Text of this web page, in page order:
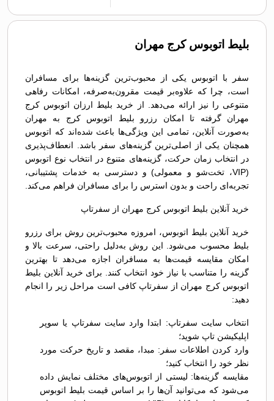
بلیط اتوبوس کرج مهران
سفر با اتوبوس یکی از محبوب‌ترین گزینه‌ها برای مسافران
است، چرا که علاوه‌بر قیمت مقرون‌به‌صرفه، امکانات رفاهی
متنوعی را نیز ارائه می‌دهد. از خرید بلیط ارزان اتوبوس کرج
مهران گرفته تا امکان رزرو بلیط اتوبوس کرج به مهران
به‌صورت آنلاین، تمامی این ویژگی‌ها باعث شده‌اند که اتوبوس
همچنان یکی از اصلی‌ترین گزینه‌های سفر باشد. انعطاف‌پذیری
در انتخاب زمان حرکت، گزینه‌های متنوع در انتخاب نوع اتوبوس
(VIP، تخت‌شو و معمولی) و دسترسی به خدمات پشتیبانی،
تجربه‌ای راحت و بدون استرس را برای مسافران فراهم می‌کند.
خرید آنلاین بلیط اتوبوس کرج مهران از سفرتاپ
خرید آنلاین بلیط اتوبوس، امروزه محبوب‌ترین روش برای رزرو
بلیط محسوب می‌شود. این روش به‌دلیل راحتی، سرعت بالا و
امکان مقایسه قیمت‌ها به مسافران اجازه می‌دهد تا بهترین
گزینه را متناسب با نیاز خود انتخاب کنند. برای خرید آنلاین بلیط
اتوبوس کرج مهران از سفرتاپ کافی است مراحل زیر را انجام
دهید:
انتخاب سایت سفرتاپ: ابتدا وارد سایت سفرتاپ یا سوپر
اپلیکیشن تاپ شوید؛
وارد کردن اطلاعات سفر: مبدا، مقصد و تاریخ حرکت مورد
نظر خود را انتخاب کنید؛
مقایسه گزینه‌ها: لیستی از اتوبوس‌های مختلف نمایش داده
می‌شود که می‌توانید آن‌ها را بر اساس قیمت بلیط اتوبوس